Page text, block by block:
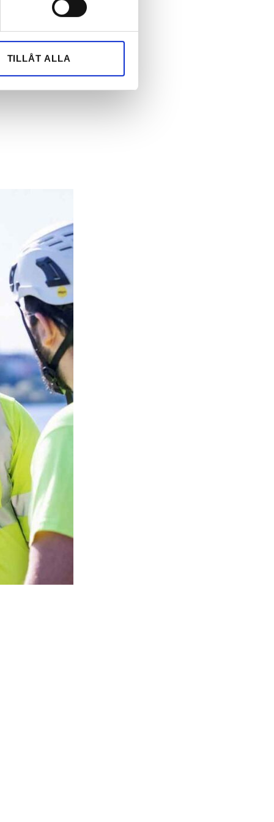
information från din enhet
kombinera informationen
TILLÅT ALLA